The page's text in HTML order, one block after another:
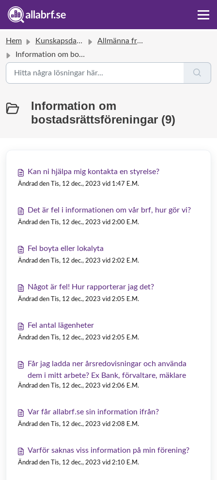
Hem Kunskapsdatabas
Allmänna frågor och svar
Information om bostadsrättsföreningar
Information om
bostadsrättsföreningar (9)
Kan ni hjälpa mig kontakta en styrelse?
Ändrad den Tis, 12 dec., 2023 vid 1:47 E.M.
Det är fel i informationen om vår brf, hur gör vi?
Ändrad den Tis, 12 dec., 2023 vid 2:00 E.M.
Fel boyta eller lokalyta
Ändrad den Tis, 12 dec., 2023 vid 2:02 E.M.
Något är fel! Hur rapporterar jag det?
Ändrad den Tis, 12 dec., 2023 vid 2:05 E.M.
Fel antal lägenheter
Ändrad den Tis, 12 dec., 2023 vid 2:05 E.M.
Får jag ladda ner årsredovisningar och använda
dem i mitt arbete? Ex Bank, förvaltare, mäklare
Ändrad den Tis, 12 dec., 2023 vid 2:06 E.M.
Var får allabrf.se sin information ifrån?
Ändrad den Tis, 12 dec., 2023 vid 2:08 E.M.
Varför saknas viss information på min förening?
Ändrad den Tis, 12 dec., 2023 vid 2:10 E.M.